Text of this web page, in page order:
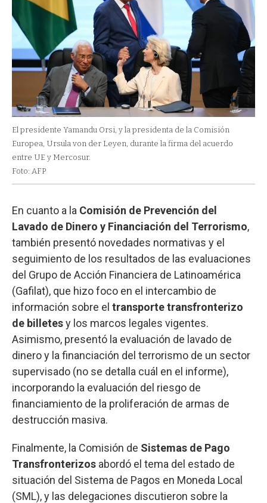
El presidente Yamandu Orsi, y la presidenta de la Comisión
Europea, Ursula von der Leyen, durante la firma del acuerdo
entre UE y Mercosur.
Foto: AFP
En cuanto a la Comisión de Prevención del
Lavado de Dinero y Financiación del Terrorismo,
también presentó novedades normativas y el
seguimiento de los resultados de las evaluaciones
del Grupo de Acción Financiera de Latinoamérica
(Gafilat), que hizo foco en el intercambio de
información sobre el transporte transfronterizo
de billetesy los marcos legales vigentes.
Asimismo, presentó la evaluación de lavado de
dinero y la financiación del terrorismo de un sector
supervisado (no se detalla cuál en el informe),
incorporando la evaluación del riesgo de
financiamiento de la proliferación de armas de
destrucción masiva.
Finalmente, la Comisión de Sistemas de Pago
Transfronterizos abordó el tema del estado de
situación del Sistema de Pagos en Moneda Local
(SML), y las delegaciones discutieron sobre la